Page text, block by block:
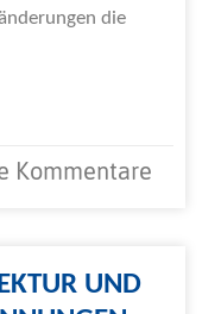
die
Kommentare
UND